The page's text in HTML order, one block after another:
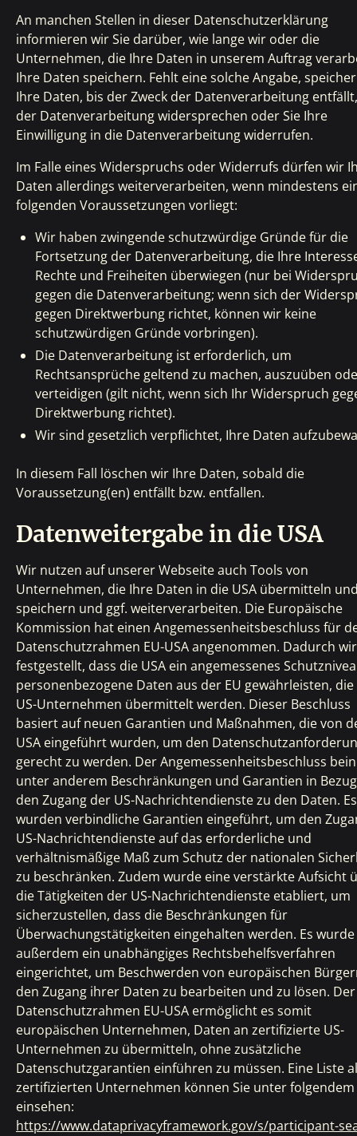
An manchen Stellen in dieser Datenschutzerklärung
informieren wir Sie darüber, wie lange wir oder die
Unternehmen, die Ihre Daten in unserem Auftrag
Ihre Daten speichern. Fehlt eine solche Angabe,
Ihre Daten, bis der Zweck der Datenverarbeitung
der Datenverarbeitung widersprechen oder Sie Ihre
Einwilligung in die Datenverarbeitung widerrufen.
Im Falle eines Widerspruchs oder Widerrufs dürfen wir
Daten allerdings weiterverarbeiten, wenn mindestens
folgenden Voraussetzungen vorliegt:
Wir haben zwingende schutzwürdige Gründe für die
Fortsetzung der Datenverarbeitung, die Ihre
Rechte und Freiheiten überwiegen (nur bei
gegen die Datenverarbeitung; wenn sich der
gegen Direktwerbung richtet, können wir keine
schutzwürdigen Gründe vorbringen).
Die Datenverarbeitung ist erforderlich, um
Rechtsansprüche geltend zu machen, auszuüben
verteidigen (gilt nicht, wenn sich Ihr Widerspruch
Direktwerbung richtet).
Wir sind gesetzlich verpflichtet, Ihre Daten
In diesem Fall löschen wir Ihre Daten, sobald die
Voraussetzung(en) entfällt bzw. entfallen.
Datenweitergabe in die USA
Wir nutzen auf unserer Webseite auch Tools von
Unternehmen, die Ihre Daten in die USA übermitteln
speichern und ggf. weiterverarbeiten. Die Europäische
Kommission hat einen Angemessenheitsbeschluss für
Datenschutzrahmen EU-USA angenommen. Dadurch
festgestellt, dass die USA ein angemessenes
personenbezogene Daten aus der EU gewährleisten, die
US-Unternehmen übermittelt werden. Dieser Beschluss
basiert auf neuen Garantien und Maßnahmen, die von
USA eingeführt wurden, um den
gerecht zu werden. Der Angemessenheitsbeschluss
unter anderem Beschränkungen und Garantien in
den Zugang der US-Nachrichtendienste zu den Daten. Es
wurden verbindliche Garantien eingeführt, um den
US-Nachrichtendienste auf das erforderliche und
verhältnismäßige Maß zum Schutz der nationalen
zu beschränken. Zudem wurde eine verstärkte Aufsicht
die Tätigkeiten der US-Nachrichtendienste etabliert, um
sicherzustellen, dass die Beschränkungen für
Überwachungstätigkeiten eingehalten werden. Es wurde
außerdem ein unabhängiges Rechtsbehelfsverfahren
eingerichtet, um Beschwerden von europäischen
den Zugang ihrer Daten zu bearbeiten und zu lösen. Der
Datenschutzrahmen EU-USA ermöglicht es somit
europäischen Unternehmen, Daten an zertifizierte US-
Unternehmen zu übermitteln, ohne zusätzliche
Datenschutzgarantien einführen zu müssen. Eine Liste
zertifizierten Unternehmen können Sie unter folgendem
einsehen:
https://www.dataprivacyframework.gov/s/participant-